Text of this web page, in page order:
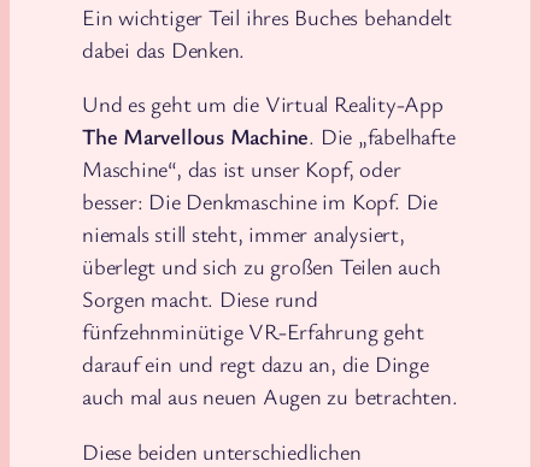
Ein wichtiger Teil ihres Buches behandelt
dabei das Denken.
Und es geht um die Virtual Reality-App
The Marvellous Machine. Die „fabelhafte
Maschine“, das ist unser Kopf, oder
besser: Die Denkmaschine im Kopf. Die
niemals still steht, immer analysiert,
überlegt und sich zu großen Teilen auch
Sorgen macht. Diese rund
fünfzehnminütige VR-Erfahrung geht
darauf ein und regt dazu an, die Dinge
auch mal aus neuen Augen zu betrachten.
Diese beiden unterschiedlichen